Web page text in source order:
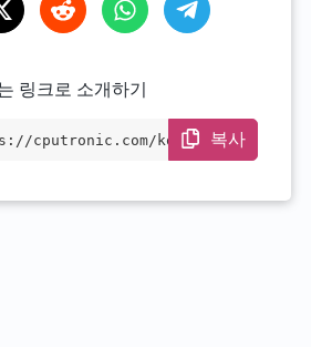
링크로 소개하기
cputronic.com/ko/cpu/in
복사